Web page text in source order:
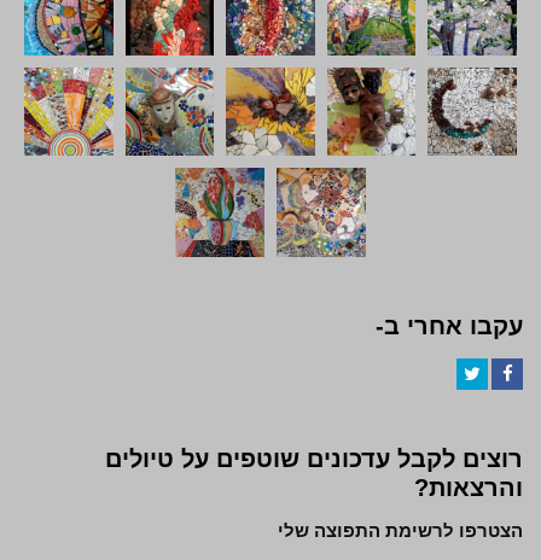
עקבו אחרי ב-
רוצים לקבל עדכונים שוטפים על טיולים
והרצאות?
הצטרפו לרשימת התפוצה שלי